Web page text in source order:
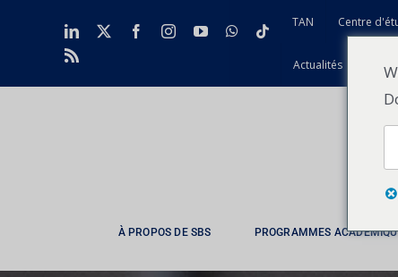
LinkedIn FacebookInstagramYouTubeWhatsApp
Tiktok
TAN Centre
Actualités Contact
À PROPOS DE SBS PROGRAMMES